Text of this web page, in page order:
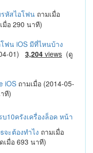
หัสไอโฟน ถามเมื่อ
มื่อ 290 นาที)
ฟน iOS มีที่ไหนบ้าง
01) 3,204 views (ดู
iOS ถามเมื่อ (2014-05-
ที)
10ครังเครื่องล็อค หน้า
จะต้องทำไง ถามเมื่อ
เมื่อ 693 นาที)